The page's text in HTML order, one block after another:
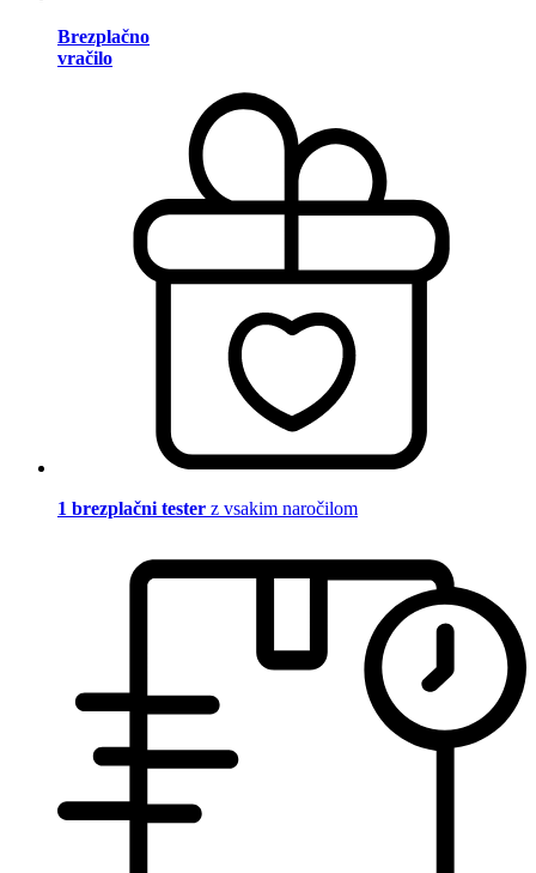
Brezplačno
vračilo
1 brezplačni tester z vsakim naročilom